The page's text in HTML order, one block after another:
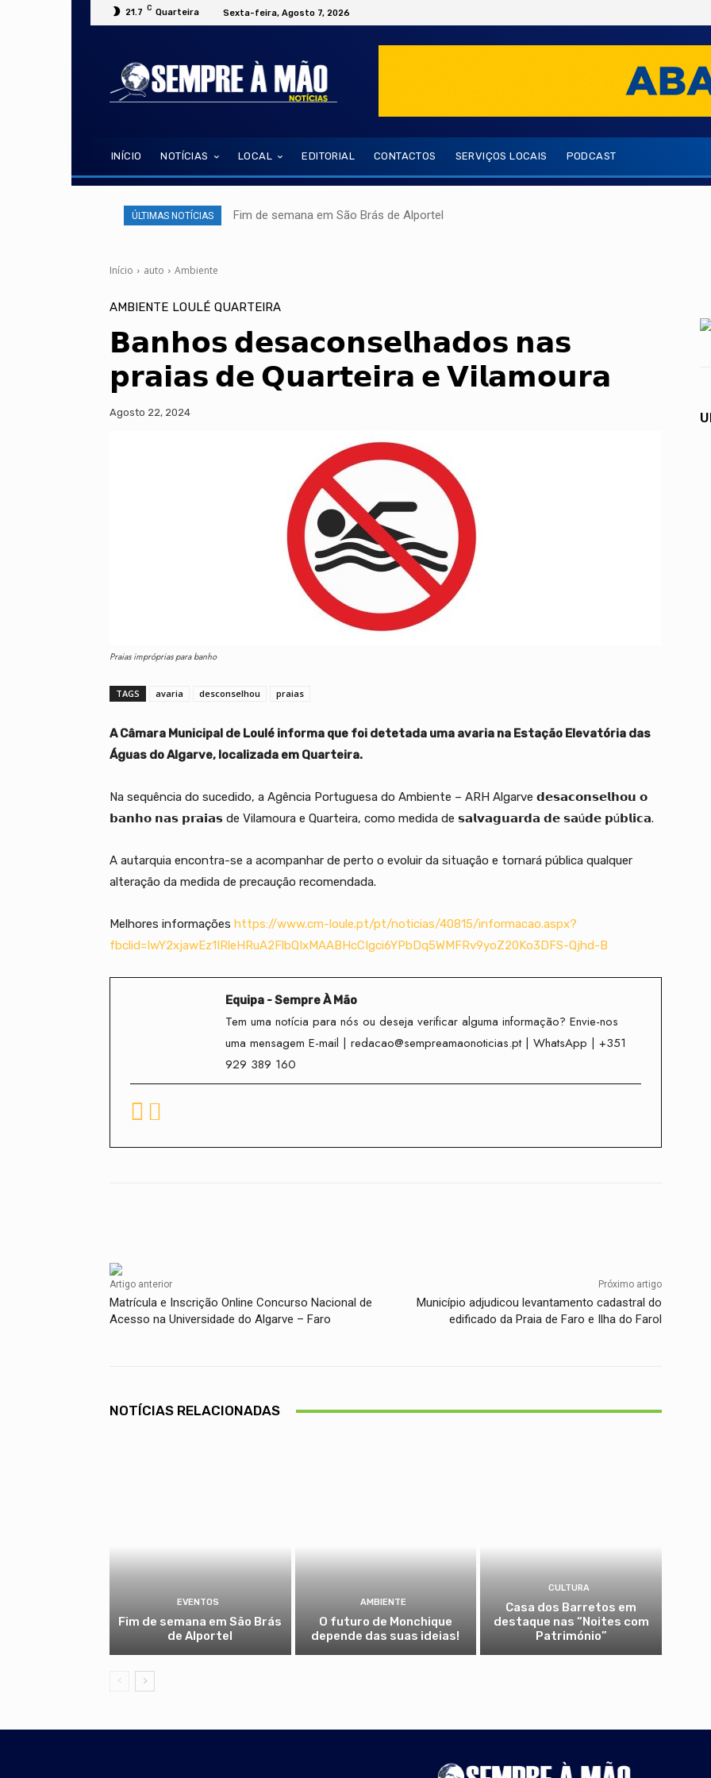
21.7 C Quarteira Sexta-feira, Agosto 7, 2026
INÍCIO NOTÍCIAS LOCAL EDITORIAL CONTACTOS SERVIÇOS LOCAIS PODCAST
ÚLTIMAS NOTÍCIAS Fim de semana em São Brás de Alportel
Início auto Ambiente
AMBIENTE LOULÉ QUARTEIRA
𝗕𝗮𝗻𝗵𝗼𝘀 𝗱𝗲𝘀𝗮𝗰𝗼𝗻𝘀𝗲𝗹𝗵𝗮𝗱𝗼𝘀 𝗻𝗮𝘀
𝗽𝗿𝗮𝗶𝗮𝘀 𝗱𝗲 𝗤𝘂𝗮𝗿𝘁𝗲𝗶𝗿𝗮 𝗲 𝗩𝗶𝗹𝗮𝗺𝗼𝘂𝗿𝗮
Agosto 22, 2024
Praias impróprias para banho
TAGS avaria desconselhou praias
A Câmara Municipal de Loulé informa que foi detetada uma avaria na Estação Elevatória das
Águas do Algarve, localizada em Quarteira.
Na sequência do sucedido, a Agência Portuguesa do Ambiente – ARH Algarve 𝗱𝗲𝘀𝗮𝗰𝗼𝗻𝘀𝗲𝗹𝗵𝗼𝘂 𝗼
𝗯𝗮𝗻𝗵𝗼 𝗻𝗮𝘀 𝗽𝗿𝗮𝗶𝗮𝘀 de Vilamoura e Quarteira, como medida de 𝘀𝗮𝗹𝘃𝗮𝗴𝘂𝗮𝗿𝗱𝗮 𝗱𝗲 𝘀𝗮ú𝗱𝗲 𝗽ú𝗯𝗹𝗶𝗰𝗮.
A autarquia encontra-se a acompanhar de perto o evoluir da situação e tornará pública qualquer
alteração da medida de precaução recomendada.
Melhores informações https://www.cm-loule.pt/pt/noticias/40815/informacao.aspx?
fbclid=IwY2xjawEz1IRleHRuA2FlbQIxMAABHcCIgci6YPbDq5WMFRv9yoZ20Ko3DFS-Qjhd-B
Equipa - Sempre À Mão
Tem uma notícia para nós ou deseja verificar alguma informação? Envie-nos
uma mensagem E-mail | redacao@sempreamaonoticias.pt | WhatsApp | +351
929 389 160
Artigo anterior
Matrícula e Inscrição Online Concurso Nacional de
Acesso na Universidade do Algarve – Faro
Próximo artigo
Município adjudicou levantamento cadastral do
edificado da Praia de Faro e Ilha do Farol
NOTÍCIAS RELACIONADAS
EVENTOS
Fim de semana em São Brás
de Alportel
AMBIENTE
O futuro de Monchique
depende das suas ideias!
CULTURA
Casa dos Barretos em
destaque nas “Noites com
Património”